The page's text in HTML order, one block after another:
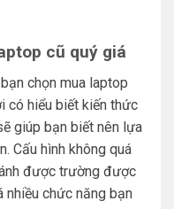
cũ quý giá
chọn mua laptop
có hiểu biết kiến thức
giúp bạn biết nên lựa
Cấu hình không quá
được trường được
nhiều chức năng bạn